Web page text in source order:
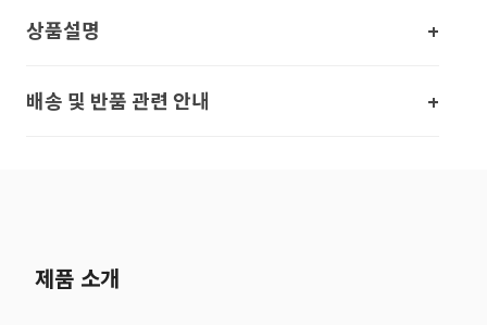
상품설명
배송 및 반품 관련 안내
제품 소개